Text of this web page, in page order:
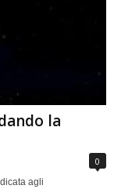
la
0
agli